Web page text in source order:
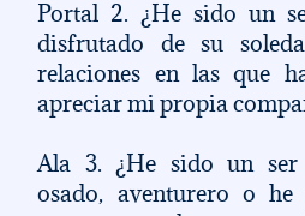
Portal 2. ¿He sido un
disfrutado de su
relaciones en las que
apreciar mi propia
Ala 3. ¿He sido un
osado, aventurero o